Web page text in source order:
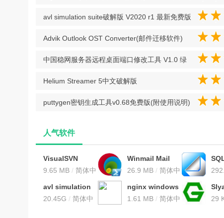
费版
avl simulation suite破解版 V2020 r1 最新免费版
Advik Outlook OST Converter(邮件迁移软件)
V7.2 官方版
中国稳网服务器远程桌面端口修改工具 V1.0 绿
色免费版
Helium Streamer 5中文破解版
puttygen密钥生成工具v0.68免费版(附使用说明)
人气软件
VisualSVN
Serverv4.1.0中
9.65 MB / 简体中
Winmail Mail
Serverv4.5专业
26.9 MB / 简体中
产
avl simulation
suite破解版
20.45G / 简体中
nginx windows
版v1.19.4免费版
1.61 MB / 简体中
29